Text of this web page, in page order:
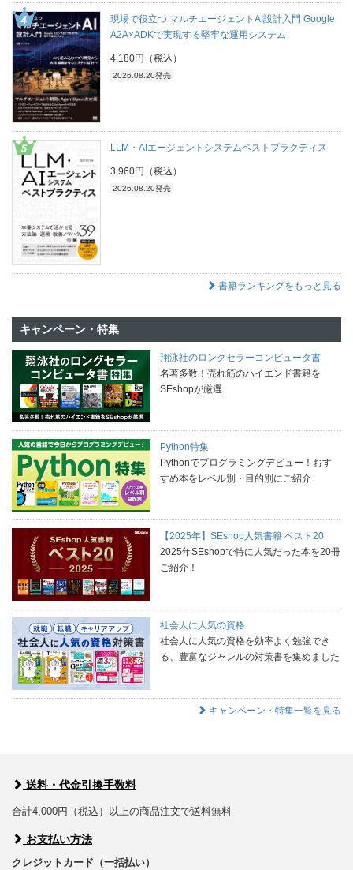
現場で役立つ マルチエージェントAI設計入門 Google
A2A×ADKで実現する堅牢な運用システム
4,180円（税込）
2026.08.20発売
LLM・AIエージェントシステムベストプラクティス
3,960円（税込）
2026.08.20発売
書籍ランキングをもっと見る
キャンペーン・特集
翔泳社のロングセラーコンピュータ書
名著多数！売れ筋のハイエンド書籍を
SEshopが厳選
Python特集
Pythonでプログラミングデビュー！おす
すめ本をレベル別・目的別にご紹介
【2025年】SEshop人気書籍 ベスト20
2025年SEshopで特に人気だった本を20冊
ご紹介！
社会人に人気の資格
社会人に人気の資格を効率よく勉強でき
る、豊富なジャンルの対策書を集めました
キャンペーン・特集一覧を見る
送料・代金引換手数料
合計4,000円（税込）以上の商品注文で送料無料
お支払い方法
クレジットカード（一括払い）